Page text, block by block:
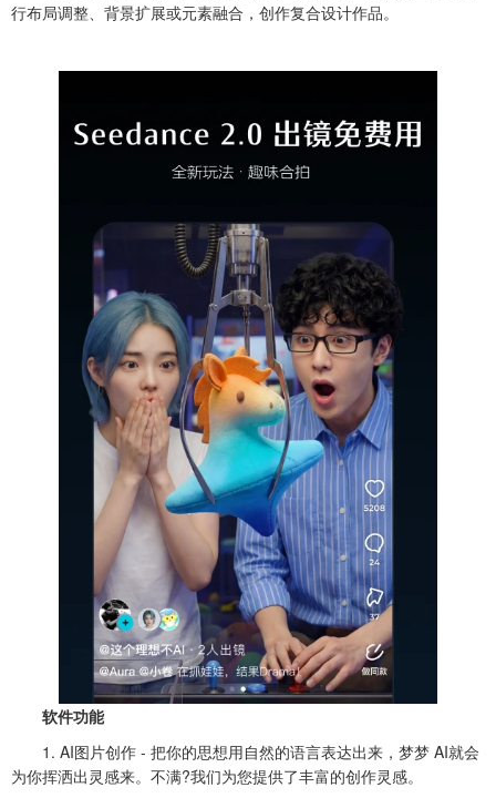
行布局调整、背景扩展或元素融合，创作复合设计作品。
软件功能
1. AI图片创作 - 把你的思想用自然的语言表达出来，梦梦 AI就会
为你挥洒出灵感来。不满?我们为您提供了丰富的创作灵感。